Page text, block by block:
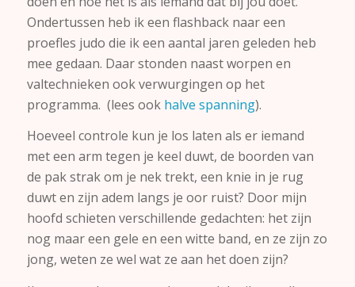
Ondertussen heb ik een flashback naar een
proefles judo die ik een aantal jaren geleden heb
mee gedaan. Daar stonden naast worpen en
valtechnieken ook verwurgingen op het
programma. (lees ook halve spanning).
Hoeveel controle kun je los laten als er iemand
met een arm tegen je keel duwt, de boorden van
de pak strak om je nek trekt, een knie in je rug
duwt en zijn adem langs je oor ruist? Door mijn
hoofd schieten verschillende gedachten: het zijn
nog maar een gele en een witte band, en ze zijn zo
jong, weten ze wel wat ze aan het doen zijn?